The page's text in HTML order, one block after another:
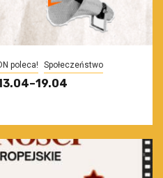
poleca! Społeczeństwo